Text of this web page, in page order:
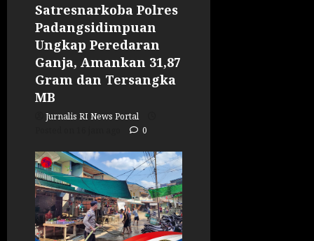
Satresnarkoba Polres
Padangsidimpuan
Ungkap Peredaran
Ganja, Amankan 31,87
Gram dan Tersangka
MB
Jurnalis RI News Portal
0